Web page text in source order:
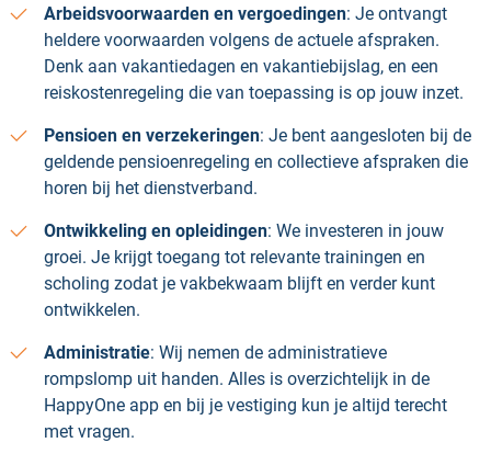
Arbeidsvoorwaarden en vergoedingen: Je ontvangt
heldere voorwaarden volgens de actuele afspraken.
Denk aan vakantiedagen en vakantiebijslag, en een
reiskostenregeling die van toepassing is op jouw inzet.
Pensioen en verzekeringen: Je bent aangesloten bij de
geldende pensioenregeling en collectieve afspraken die
horen bij het dienstverband.
Ontwikkeling en opleidingen: We investeren in jouw
groei. Je krijgt toegang tot relevante trainingen en
scholing zodat je vakbekwaam blijft en verder kunt
ontwikkelen.
Administratie: Wij nemen de administratieve
rompslomp uit handen. Alles is overzichtelijk in de
HappyOne app en bij je vestiging kun je altijd terecht
met vragen.